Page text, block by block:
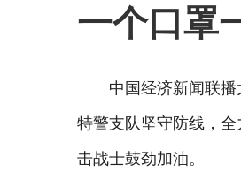
一个口罩
中国经济新闻联
特警支队坚守防线，
击战士鼓劲加油。